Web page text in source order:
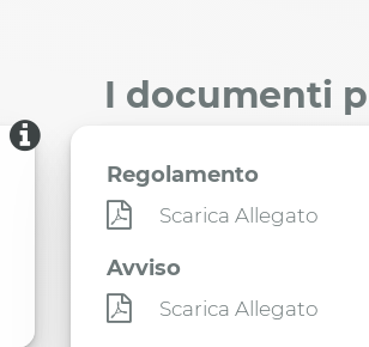
I documenti
Regolamento
Scarica Allegato
Avviso
Scarica Allegato